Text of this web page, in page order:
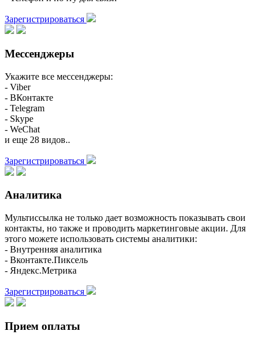
Зарегистрироваться
Мессенджеры
Укажите все мессенджеры:
- Viber
- ВКонтакте
- Telegram
- Skype
- WeChat
и еще 28 видов..
Зарегистрироваться
Аналитика
Мультиссылка не только дает возможность показывать свои
контакты, но также и проводить маркетинговые акции. Для
этого можете использовать системы аналитики:
- Внутренняя аналитика
- Вконтакте.Пиксель
- Яндекс.Метрика
Зарегистрироваться
Прием оплаты